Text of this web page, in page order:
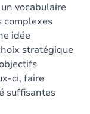
vocabulaire
complexes
idée
stratégique
ci, faire
suffisantes